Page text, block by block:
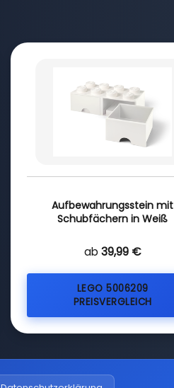
Aufbewahrungsstein mit
Schubfächern in Weiß
ab 39,99 €
LEGO 5006209
PREISVERGLEICH